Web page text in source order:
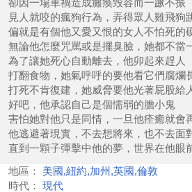
卻因一場車禍造成癱瘓毀容而一蹶不振
見人就咬的瘋狗行為，弄得眾人雞飛狗
偏就是有個他又愛又恨的女人不怕死的
無論他怎麼咒罵或是擺臭臉，她都不當
為了讓她死心自動離去，他卯起來趕人
打翻食物，她氣呼呼的要他看它們腐爛
打死不肯復建，她威脅要他光著屁股
好吧，他承認自己是個懦弱的膽小鬼
害怕她對他只是同情，一旦他痊癒就會
他逃避著現實，不去想將來，也不去面
直到一顆子彈擊中他的夢，世界在他眼
地區：
美國,紐約,加州,英國,倫敦
時代：
現代